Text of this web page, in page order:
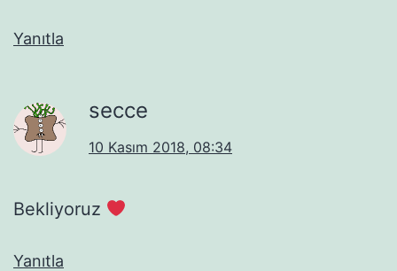
Yanıtla
secce
10 Kasım 2018, 08:34
Bekliyoruz
Yanıtla